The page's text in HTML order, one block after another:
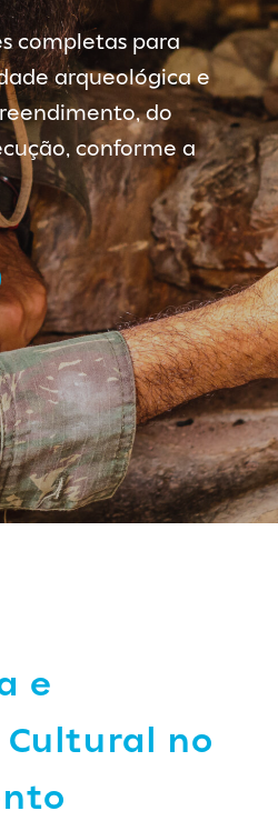
completas para
arqueológica e
do
conforme a
e
no